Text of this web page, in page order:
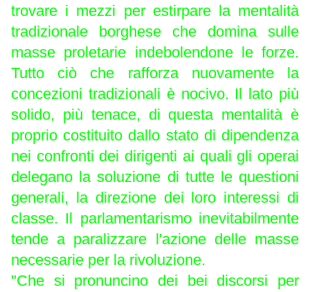
trovare i mezzi per estirpare la mentalità
tradizionale borghese che domina sulle
masse proletarie indebolendone le forze.
Tutto ciò che rafforza nuovamente la
concezioni tradizionali è nocivo. Il lato più
solido, più tenace, di questa mentalità è
proprio costituito dallo stato di dipendenza
nei confronti dei dirigenti ai quali gli operai
delegano la soluzione di tutte le questioni
generali, la direzione dei loro interessi di
classe. Il parlamentarismo inevitabilmente
tende a paralizzare l'azione delle masse
necessarie per la rivoluzione.
"Che si pronuncino dei bei discorsi per